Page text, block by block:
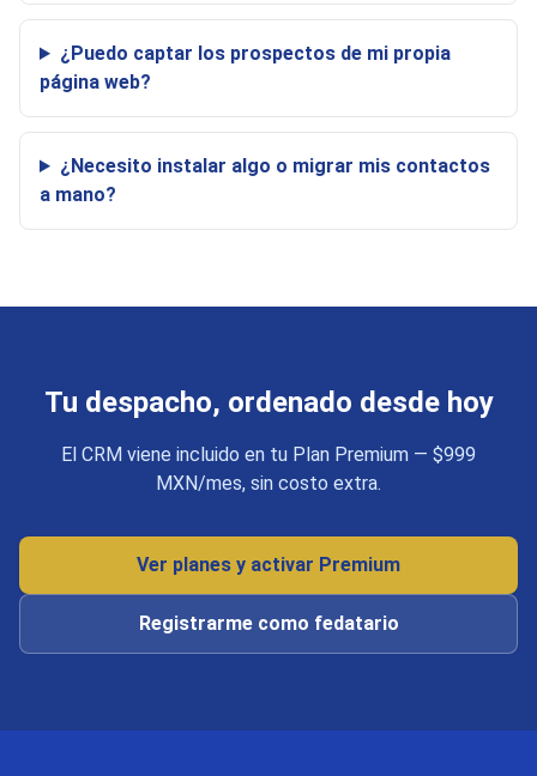
¿Puedo captar los prospectos de mi propia
página web?
¿Necesito instalar algo o migrar mis contactos
a mano?
Tu despacho, ordenado desde hoy
El CRM viene incluido en tu Plan Premium — $999
MXN/mes, sin costo extra.
Ver planes y activar Premium
Registrarme como fedatario